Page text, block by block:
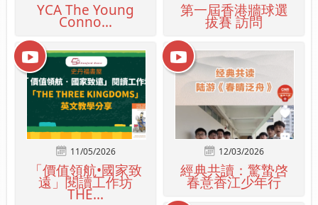
YCA The Young
Conno...
第一屆香港牆球選
拔賽 訪問
11/05/2026
「價值領航•國家致
遠」閱讀工作坊
THE...
12/03/2026
經典共讀：驚蟄啓
春意香江少年行